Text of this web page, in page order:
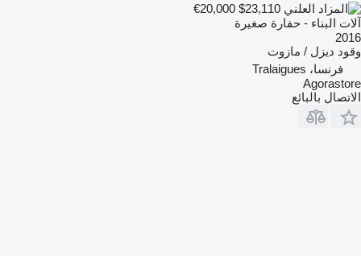
€20,000
آلات البناء - حفارة صغيرة
2016
وقود ديزل / مازوت
فرنسا، Tralaigues
Agorastore
الاتصال بالبائع